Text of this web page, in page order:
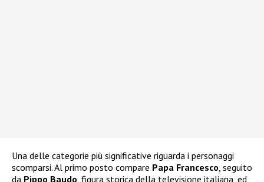
Una delle categorie più significative riguarda i personaggi
scomparsi. Al primo posto compare Papa Francesco , seguito
da Pippo Baudo , figura storica della televisione italiana, ed